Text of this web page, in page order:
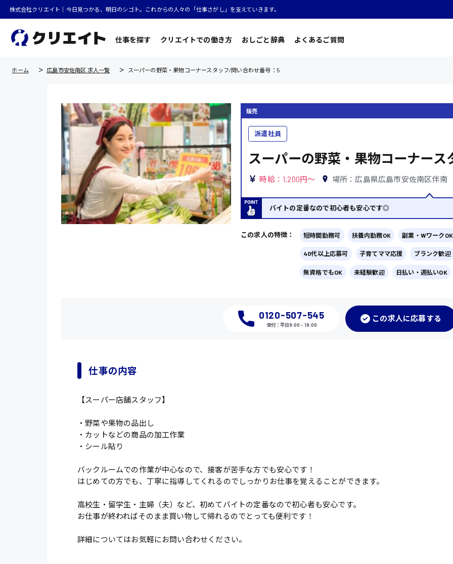
株式会社クリエイト｜今日見つかる、明日のシゴト。これからの人々の「仕事さがし」を支えていきます。
仕事を探す クリエイトでの働き方 おしごと辞典 よくあるご質問
ホーム 広島市安佐南区 求人一覧 スーパーの野菜・果物コーナースタッフ/問い合わせ番号：5
販売
派遣社員
スーパーの野菜・果物コーナー
時給：1,200円～ 場所：広島県広島市安佐南区伴南
バイトの定番なので初心者も安心です◎
この求人の特徴： 短時間勤務可 扶養内勤務OK 副業・WワークOK
40代以上応募可 子育てママ応援 ブランク歓迎
無資格でもOK 未経験歓迎 日払い・週払いOK
0120-507-545
受付：平日9:00 - 18:00
この求人に応募する
仕事の内容
【スーパー店舗スタッフ】
・野菜や果物の品出し
・カットなどの商品の加工作業
・シール貼り
バックルームでの作業が中心なので、接客が苦手な方でも安心です！
はじめての方でも、丁寧に指導してくれるのでしっかりお仕事を覚えることができます。
高校生・留学生・主婦（夫）など、初めてバイトの定番なので初心者も安心です。
お仕事が終わればそのまま買い物して帰れるのでとっても便利です！
詳細についてはお気軽にお問い合わせください。